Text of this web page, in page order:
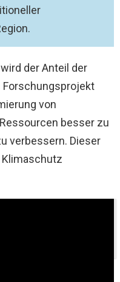
der Anteil der
Forschungsprojekt
von
besser zu
verbessern. Dieser